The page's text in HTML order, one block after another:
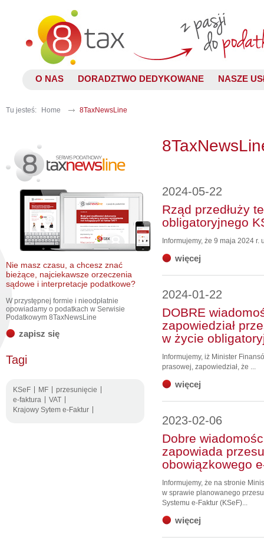
O NAS DORADZTWO DEDYKOWANE NASZE
Tu jesteś: Home 8TaxNewsLine
Nie masz czasu, a chcesz znać
bieżące, najciekawsze orzeczenia
sądowe i interpretacje podatkowe?
W przystępnej formie i nieodpłatnie
opowiadamy o podatkach w Serwisie
Podatkowym 8TaxNewsLine
zapisz się
Tagi
KSeF MF
przesunięcie
e-faktura
VAT
Krajowy Sytem e-Faktur
2024-05-22
Rząd przedłuży
obligatoryjnego
Informujemy, że 9 maja 2024
więcej
2024-01-22
DOBRE
zapowiedział
w życie
Informujemy, iż Minister
prasowej, zapowiedział, że ...
więcej
2023-02-06
Dobre
zapowiada
obowiązkowego
Informujemy, że na stronie
w sprawie planowanego
Systemu e-Faktur (KSeF)...
więcej